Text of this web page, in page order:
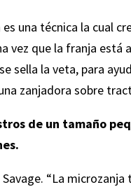
una técnica la cual
vez que la franja está
sella la veta, para
zanjadora sobre
de un tamaño
“La